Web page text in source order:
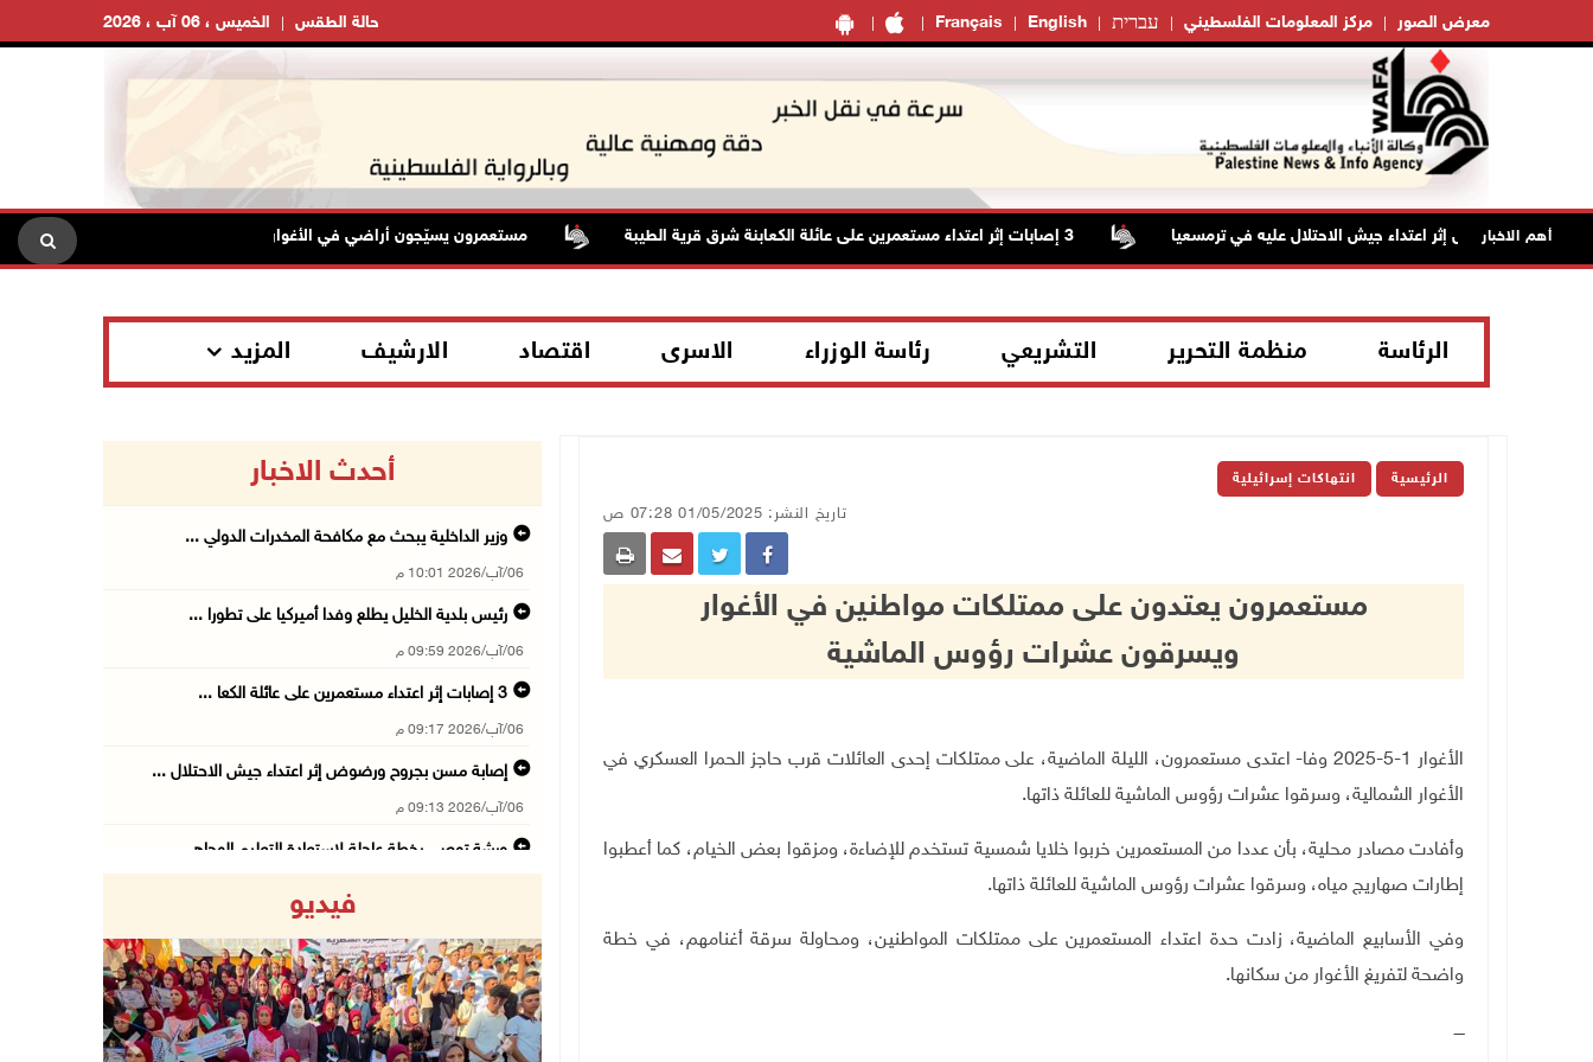
Français English עברית مركز المعلومات الفلسطيني معرض الصور الخميس ، 06 آب ، 2026 حالة الطقس
أهم الاخبار
ورضوض إثر اعتداء جيش الاحتلال عليه في ترمسعيا مستعمرون يسيّجون أراضي في الأغوار الشمالية الاحتلال يقتحم
الرئاسة منظمة التحرير التشريعي رئاسة الوزراء الاسرى اقتصاد الارشيف المزيد
الرئيسية انتهاكات إسرائيلية
تاريخ النشر: 01/05/2025 07:28 ص
مستعمرون يعتدون على ممتلكات مواطنين في الأغوار
ويسرقون عشرات رؤوس الماشية
الأغوار 1-5-2025 وفا- اعتدى مستعمرون، الليلة الماضية، على ممتلكات إحدى العائلات قرب حاجز الحمرا العسكري في
الأغوار الشمالية، وسرقوا عشرات رؤوس الماشية للعائلة ذاتها.
وأفادت مصادر محلية، بأن عددا من المستعمرين خربوا خلايا شمسية تستخدم للإضاءة، ومزقوا بعض الخيام، كما أعطبوا
إطارات صهاريج مياه، وسرقوا عشرات رؤوس الماشية للعائلة ذاتها.
وفي الأسابيع الماضية، زادت حدة اعتداء المستعمرين على ممتلكات المواطنين، ومحاولة سرقة أغنامهم، في خطة
واضحة لتفريغ الأغوار من سكانها.
ــــ
أحدث الاخبار
وزير الداخلية يبحث مع مكافحة المخدرات الدولي ...
06/آب/2026 10:01 م
رئيس بلدية الخليل يطلع وفدا أميركيا على تطورا ...
06/آب/2026 09:59 م
06/آب/2026 09:17 م
إصابة مسن بجروح ورضوض إثر اعتداء جيش الاحتلال ...
06/آب/2026 09:13 م
ورشة توصي بخطة عاجلة لاستعادة التعليم الوجاهي ...
06/آب/2026 08:36 م
جماهير شعبنا تشيع جثمان الشهيد علاء صبيح في ت ...
06/آب/2026 08:33 م
فيديو
Previous Next